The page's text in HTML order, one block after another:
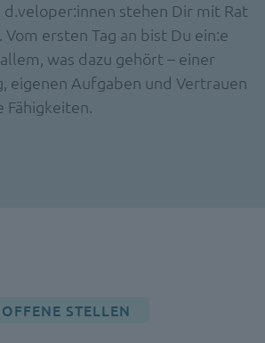
stehen Dir mit Rat
Vom ersten Tag an bist Du ein:e
was dazu gehört – einer
eigenen Aufgaben und Vertrauen
Fähigkeiten.
OFFENE STELLEN